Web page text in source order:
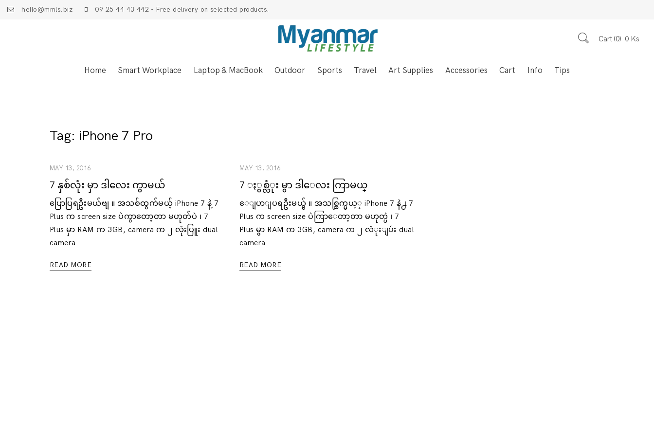
hello@mmls.biz 09 25 44 43 442 - Free delivery on selected products.
Cart 0 0 Ks
Home Smart Workplace Laptop & MacBook Outdoor Sports Travel Art Supplies Accessories Cart Info Tips
Tag: iPhone 7 Pro
MAY 13, 2016
7 နှစ်လုံး မှာ ဒါလေး ကွာမယ်
ပြောပြရဦးမယ်ဗျ ။ အသစ်ထွက်မယ့် iPhone 7 နဲ့ 7
Plus က screen size ပဲကွာတော့တာ မဟုတ်ပဲ ၊ 7
Plus မှာ RAM က 3GB, camera က ၂ လုံးပြူး dual
camera
READ MORE
MAY 13, 2016
7 ႏွစ္လံုး မွာ ဒါေလး ကြာမယ္
ေျပာျပရဦးမယ္ဗ် ။ အသစ္ထြက္မယ့္ iPhone 7 နဲ႕ 7
Plus က screen size ပဲကြာေတာ့တာ မဟုတ္ပဲ ၊ 7
Plus မွာ RAM က 3GB, camera က ၂ လံုးျပဴး dual
camera
READ MORE